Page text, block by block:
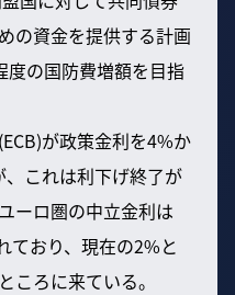
の資金を提供する計画
度の国防費増額を目指
が政策金利を4%か
これは利下げ終了が
ーロ圏の中立金利は
ており、現在の2%と
ころに来ている。